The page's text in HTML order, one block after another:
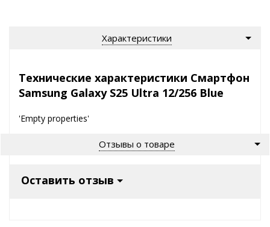
Характеристики
Технические характеристики Смартфон
Samsung Galaxy S25 Ultra 12/256 Blue
'Empty properties'
Отзывы о товаре
Оставить отзыв